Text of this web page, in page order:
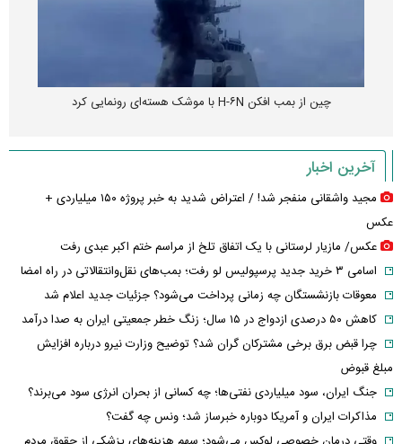
چین از بمب افکن H-۶N با موشک هسته‌ای رونمایی کرد
آخرین اخبار
مجید واشقانی منفجر شد! / اعتراض شدید به خبر پروژه ۱۵۰ میلیاردی +
عکس
عکس/ مازیار لرستانی با یک اتفاق تلخ از مراسم ختم اکبر عبدی رفت
اسامی ۳ خرید جدید پرسپولیس لو رفت؛ بمب‌های نقل‌وانتقالاتی در راه امضا
معوقات بازنشستگان چه زمانی پرداخت می‌شود؟ جزئیات جدید اعلام شد
کاهش ۵۰ درصدی ازدواج در ۱۵ سال؛ زنگ خطر جمعیتی ایران به صدا درآمد
چرا قبض برق برخی مشترکان گران شد؟ توضیح وزارت نیرو درباره افزایش
مبلغ قبوض
جنگ ایران، سود میلیاردی نفتی‌ها؛ چه کسانی از بحران انرژی سود می‌برند؟
مذاکرات ایران و آمریکا دوباره خبرساز شد؛ ونس چه گفت؟